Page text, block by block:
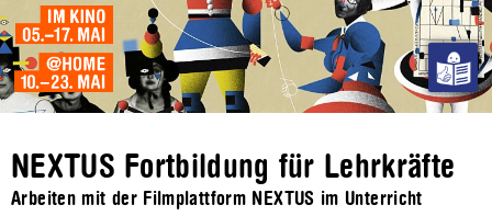
NEXTUS Fortbildung für Lehrkräfte
Arbeiten mit der Filmplattform NEXTUS im Unterricht